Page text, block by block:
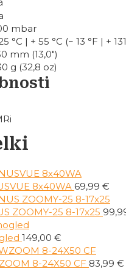
mbar
°C | + 55 °C (− 13 °F | +
mm (13,0″)
g (32,8 oz)
8x40WA 69,99 €
ZOOMY-25 8-17x25
149,00 €
8-24X50 CF 83,99 €